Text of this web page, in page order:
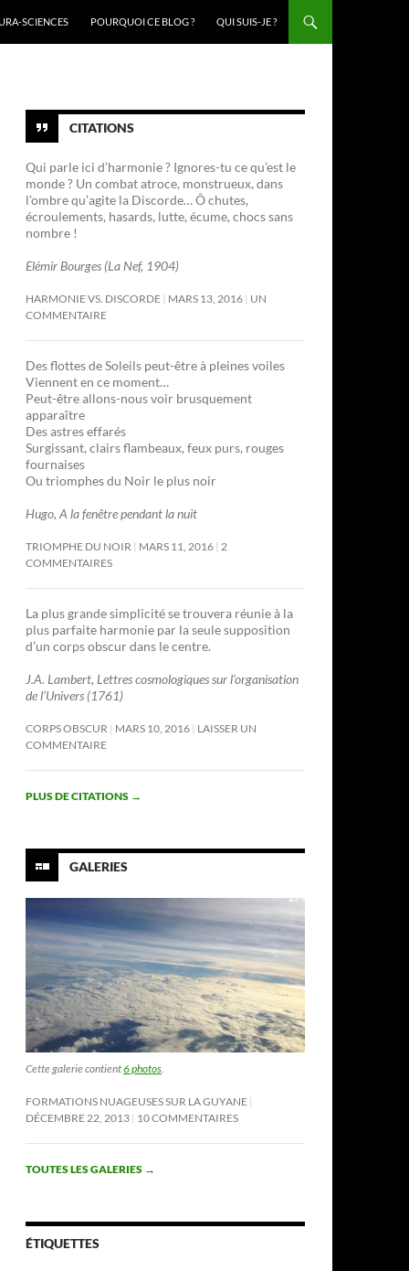
SCIENCES
POURQUOI CE BLOG ? QUI SUIS-JE ?
CITATIONS
Qui parle ici d’harmonie ? Ignores-tu ce qu’est le
monde ? Un combat atroce, monstrueux, dans
l’ombre qu’agite la Discorde… Ô chutes,
écroulements, hasards, lutte, écume, chocs sans
nombre !
Elémir Bourges (La Nef, 1904)
HARMONIE VS. DISCORDE MARS 13, 2016 UN
COMMENTAIRE
Des flottes de Soleils peut-être à pleines voiles
Viennent en ce moment…
Peut-être allons-nous voir brusquement
apparaître
Des astres effarés
Surgissant, clairs flambeaux, feux purs, rouges
fournaises
Ou triomphes du Noir le plus noir
Hugo, A la fenêtre pendant la nuit
TRIOMPHE DU NOIR MARS 11, 2016 2
COMMENTAIRES
La plus grande simplicité se trouvera réunie à la
plus parfaite harmonie par la seule supposition
d’un corps obscur dans le centre.
J.A. Lambert, Lettres cosmologiques sur l’organisation
de l’Univers (1761)
CORPS OBSCUR MARS 10, 2016 LAISSER UN
COMMENTAIRE
PLUS DE CITATIONS →
GALERIES
Cette galerie contient6 photos.
FORMATIONS NUAGEUSES SUR LA GUYANE
DÉCEMBRE 22, 2013 10 COMMENTAIRES
TOUTES LES GALERIES →
ÉTIQUETTES